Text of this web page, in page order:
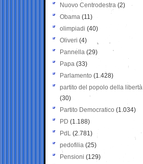
Nuovo Centrodestra (2)
Obama (11)
olimpiadi (40)
Oliveri (4)
Pannella (29)
Papa (33)
Parlamento (1.428)
partito del popolo della libertà
(30)
Partito Democratico (1.034)
PD (1.188)
PdL (2.781)
pedofilia (25)
Pensioni (129)